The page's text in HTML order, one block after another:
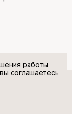
работы
соглашаетесь